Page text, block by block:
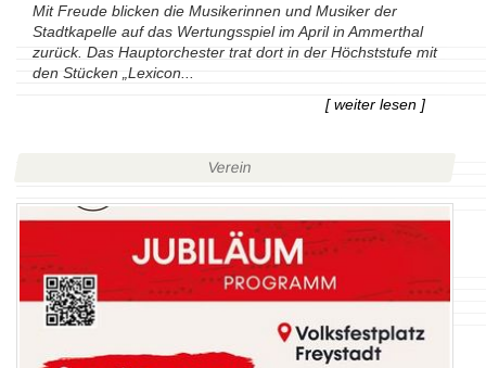
Mit Freude blicken die Musikerinnen und Musiker der
Stadtkapelle auf das Wertungsspiel im April in Ammerthal
zurück. Das Hauptorchester trat dort in der Höchststufe mit
den Stücken „Lexicon...
[ weiter lesen ]
Verein